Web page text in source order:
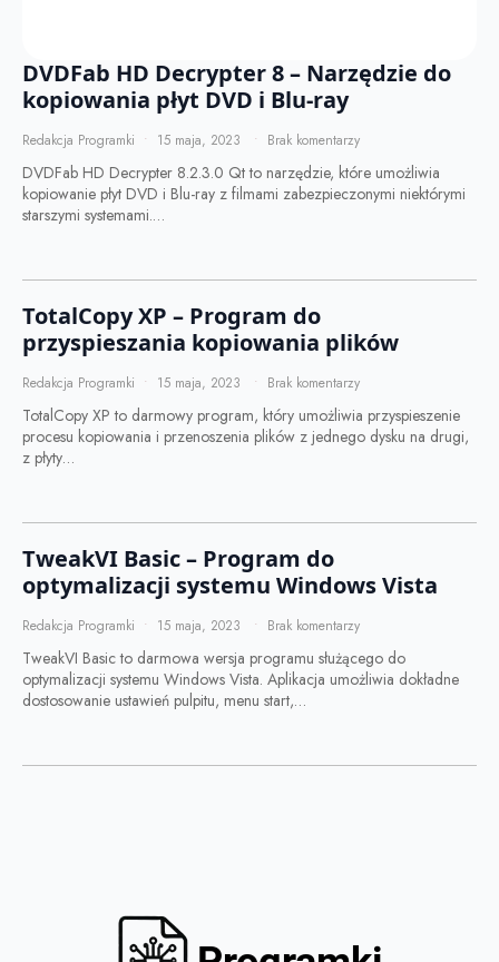
DVDFab HD Decrypter 8 – Narzędzie do
kopiowania płyt DVD i Blu-ray
Redakcja Programki 15 maja, 2023 Brak komentarzy
DVDFab HD Decrypter 8.2.3.0 Qt to narzędzie, które umożliwia
kopiowanie płyt DVD i Blu-ray z filmami zabezpieczonymi niektórymi
starszymi systemami.…
TotalCopy XP – Program do
przyspieszania kopiowania plików
Redakcja Programki 15 maja, 2023 Brak komentarzy
TotalCopy XP to darmowy program, który umożliwia przyspieszenie
procesu kopiowania i przenoszenia plików z jednego dysku na drugi,
z płyty…
TweakVI Basic – Program do
optymalizacji systemu Windows Vista
Redakcja Programki 15 maja, 2023 Brak komentarzy
TweakVI Basic to darmowa wersja programu służącego do
optymalizacji systemu Windows Vista. Aplikacja umożliwia dokładne
dostosowanie ustawień pulpitu, menu start,…